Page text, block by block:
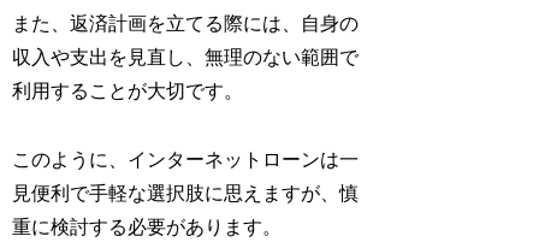
また、返済計画を立てる際には、自身の
収入や支出を見直し、無理のない範囲で
利用することが大切です。
このように、インターネットローンは一
見便利で手軽な選択肢に思えますが、慎
重に検討する必要があります。